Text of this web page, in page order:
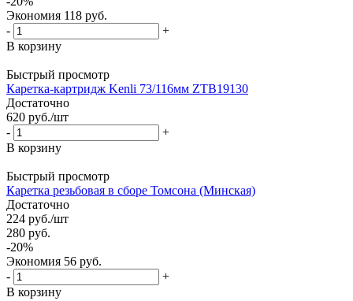
Экономия 118 руб.
-
+
В корзину
Быстрый просмотр
Каретка-картридж Kenli 73/116мм ZTB19130
Достаточно
620 руб./шт
-
+
В корзину
Быстрый просмотр
Каретка резьбовая в сборе Томсона (Минская)
Достаточно
224 руб./шт
280 руб.
-20%
Экономия 56 руб.
-
+
В корзину